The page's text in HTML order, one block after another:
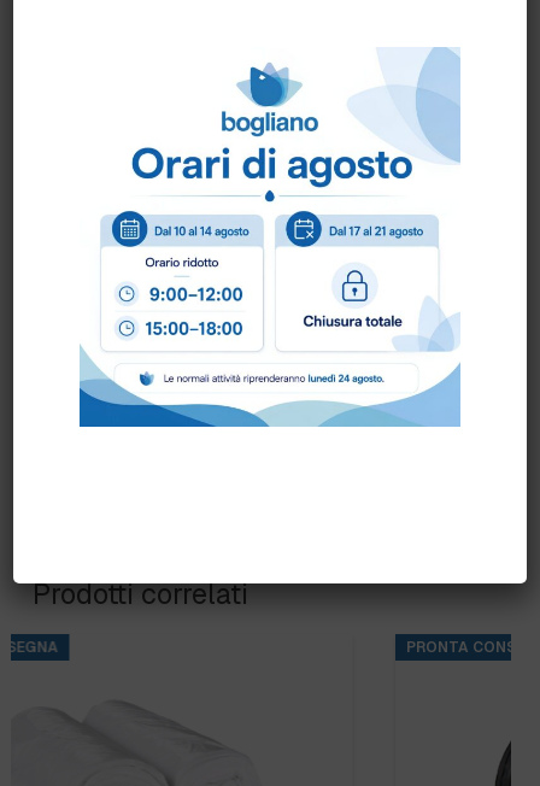
Come ordinare?
Puoi ordinare chiamando al0172 478161oppure
scrivendo una mail ainfo@bogliano.it.
Per ogni informazione siamo a disposizione.
Prodotti correlati
PRONTA CONSEGNA